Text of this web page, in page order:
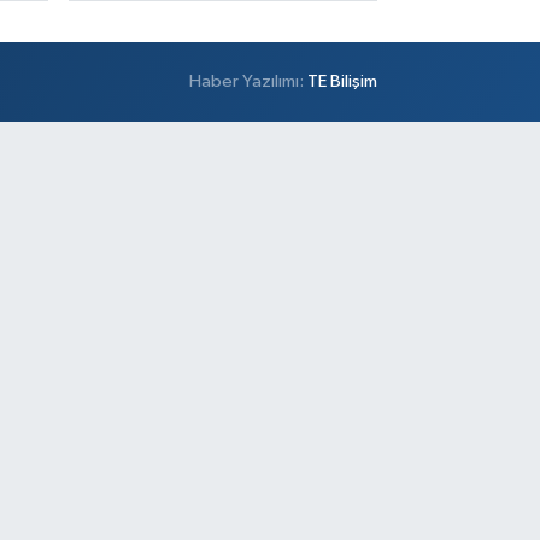
Haber Yazılımı: TE Bilişim